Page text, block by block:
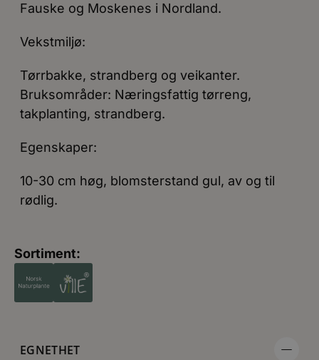
Fauske og Moskenes i Nordland.
Vekstmiljø:
Tørrbakke, strandberg og veikanter.
Bruksområder: Næringsfattig tørreng,
takplanting, strandberg.
Egenskaper:
10-30 cm høg, blomsterstand gul, av og til
rødlig.
Sortiment:
EGNETHET